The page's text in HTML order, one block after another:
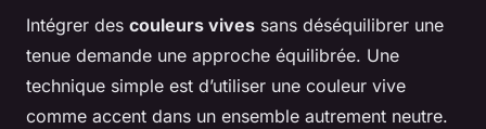
Intégrer des couleurs vives sans déséquilibrer une
tenue demande une approche équilibrée. Une
technique simple est d’utiliser une couleur vive
comme accent dans un ensemble autrement neutre.